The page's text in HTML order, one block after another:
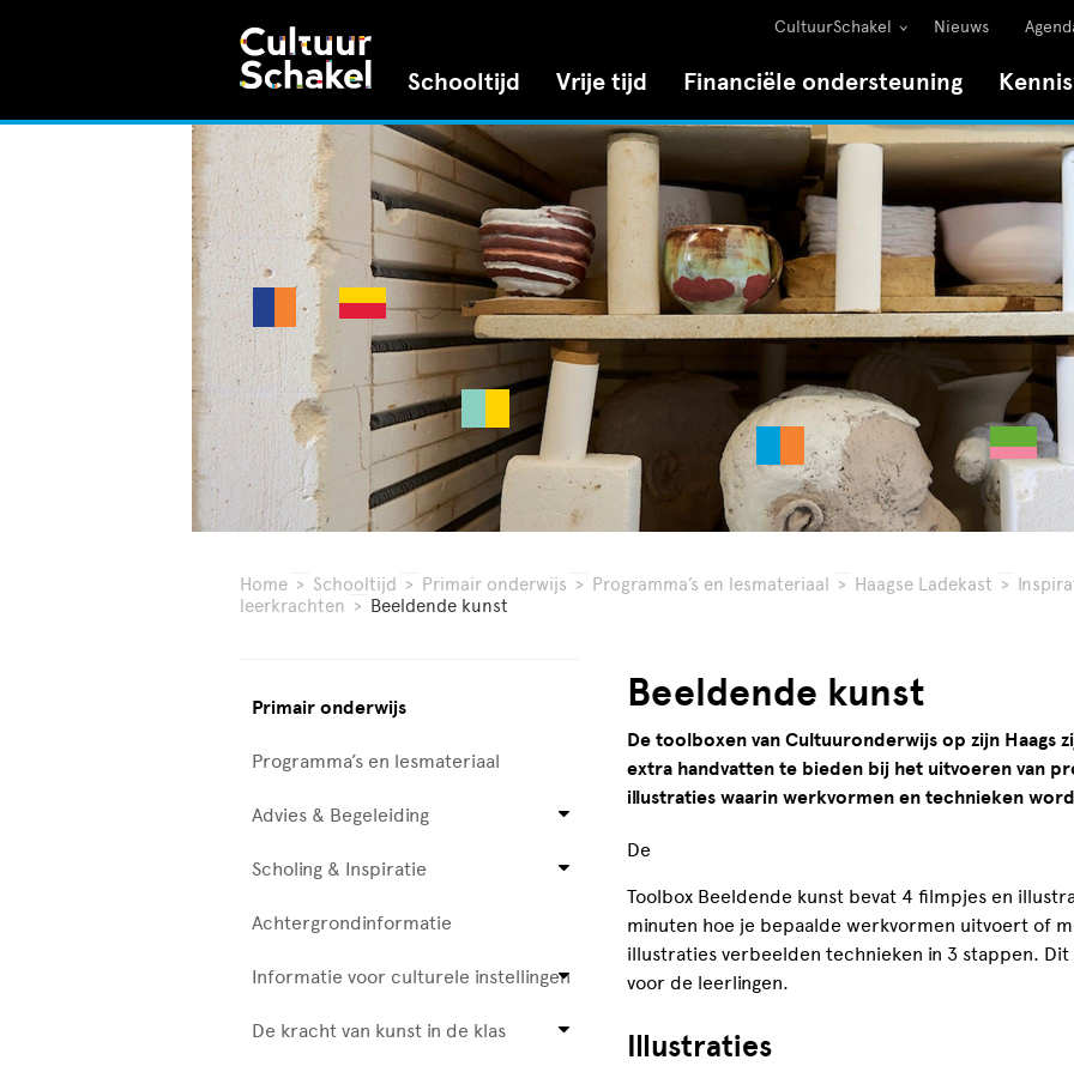
CultuurSchakel Nieuws
Schooltijd Vrije tijd Financiële ondersteuning
Home > Schooltijd > Primair onderwijs > Programma’s en lesmateriaal > Haagse Ladekast >
leerkrachten > Beeldende kunst
Primair onderwijs
Programma’s en lesmateriaal
Advies & Begeleiding
Scholing & Inspiratie
Achtergrondinformatie
Informatie voor culturele instellingen
De kracht van kunst in de klas
Beeldende kunst
De toolboxen van Cultuuronderwijs op zijn Haags
extra handvatten te bieden bij het uitvoeren van
illustraties waarin werkvormen en technieken
De
Toolbox Beeldende kunst bevat 4 filmpjes en
minuten hoe je bepaalde werkvormen uitvoert of
illustraties verbeelden technieken in 3 stappen.
voor de leerlingen.
Illustraties